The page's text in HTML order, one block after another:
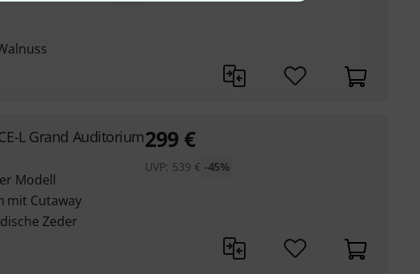
L Grand Auditorium
Modell
mit Cutaway
Zeder
299 €
UVP: 539 € -45%